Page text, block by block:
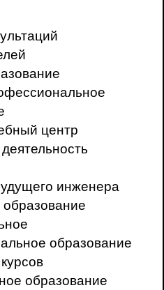
центр
инженера
образование
образование